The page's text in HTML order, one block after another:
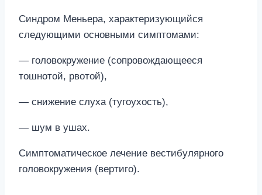
Синдром Меньера, характеризующийся
следующими основными симптомами:
— головокружение (сопровождающееся
тошнотой, рвотой),
— снижение слуха (тугоухость),
— шум в ушах.
Симптоматическое лечение вестибулярного
головокружения (вертиго).